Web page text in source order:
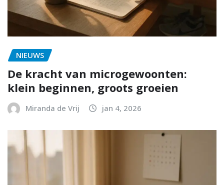
NIEUWS
De kracht van microgewoonten:
klein beginnen, groots groeien
Miranda de Vrij jan 4, 2026